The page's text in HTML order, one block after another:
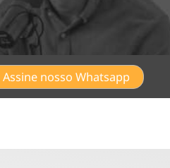
Assine nosso Whatsapp